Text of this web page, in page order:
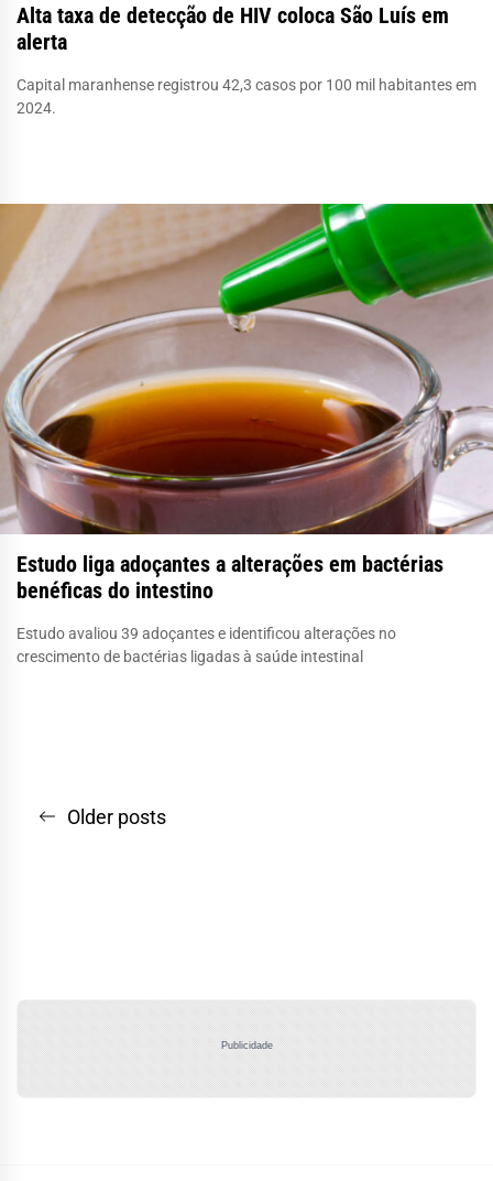
Alta taxa de detecção de HIV coloca São Luís em
alerta
Capital maranhense registrou 42,3 casos por 100 mil habitantes em
2024.
Estudo liga adoçantes a alterações em bactérias
benéficas do intestino
Estudo avaliou 39 adoçantes e identificou alterações no
crescimento de bactérias ligadas à saúde intestinal
Navegação
Older posts
Publicidade